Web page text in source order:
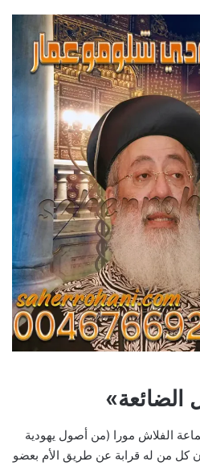
الضائعة»
الفلاش مورا (من أصول يهودية
كل من له قرابة عن طريق الأم بعضو